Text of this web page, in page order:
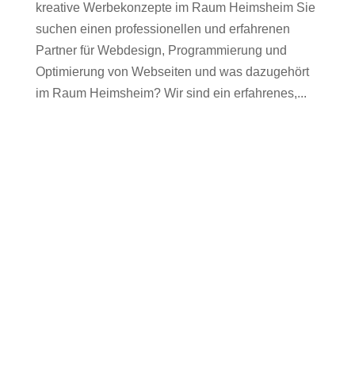
kreative Werbekonzepte im Raum Heimsheim Sie
suchen einen professionellen und erfahrenen
Partner für Webdesign, Programmierung und
Optimierung von Webseiten und was dazugehört
im Raum Heimsheim? Wir sind ein erfahrenes,...